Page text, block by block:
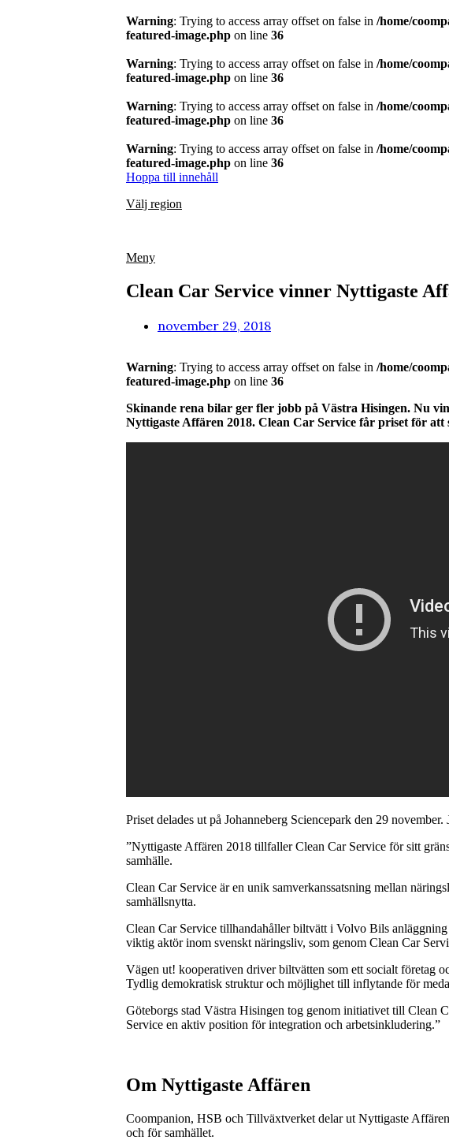
Warning: Trying to access array offset on false in /home/
featured-image.php on line 36
Warning: Trying to access array offset on false in /home/
featured-image.php on line 36
Warning: Trying to access array offset on false in /home/
featured-image.php on line 36
Warning: Trying to access array offset on false in /home/
featured-image.php on line 36
Hoppa till innehåll
Välj region
Meny
Clean Car Service vinner Nyttigaste
november 29, 2018
Warning: Trying to access array offset on false in /home/
featured-image.php on line 36
Skinande rena bilar ger fler jobb på Västra Hisingen. Nu
Nyttigaste Affären 2018. Clean Car Service får priset för
Priset delades ut på Johanneberg Sciencepark den 29
”Nyttigaste Affären 2018 tillfaller Clean Car Service för sitt
samhälle.
Clean Car Service är en unik samverkanssatsning mellan
samhällsnytta.
Clean Car Service tillhandahåller biltvätt i Volvo Bils
viktig aktör inom svenskt näringsliv, som genom Clean Car
Vägen ut! kooperativen driver biltvätten som ett socialt företag
Tydlig demokratisk struktur och möjlighet till inflytande för
Göteborgs stad Västra Hisingen tog genom initiativet till Clean
Service en aktiv position för integration och arbetsinkludering.”
Om Nyttigaste Affären
Coompanion, HSB och Tillväxtverket delar ut Nyttigaste
och för samhället.